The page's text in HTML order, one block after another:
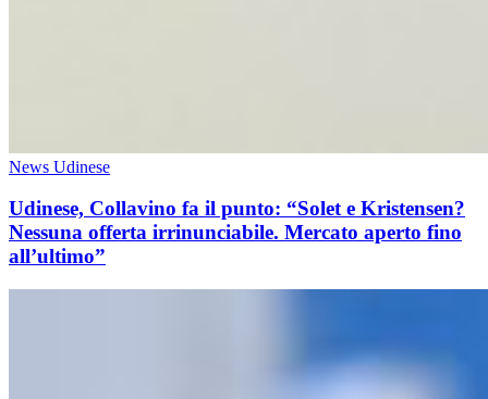
News Udinese
Udinese, Collavino fa il punto: “Solet e Kristensen?
Nessuna offerta irrinunciabile. Mercato aperto fino
all’ultimo”